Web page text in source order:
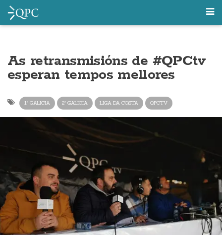
As retransmisións de #QPCtv
esperan tempos mellores
1ª GALICIA 2ª GALICIA LIGA DA COSTA QPCTV